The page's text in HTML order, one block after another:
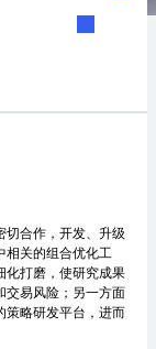
切合作，开发、升级
相关的组合优化工
化打磨，使研究成果
交易风险；另一方面
策略研发平台，进而